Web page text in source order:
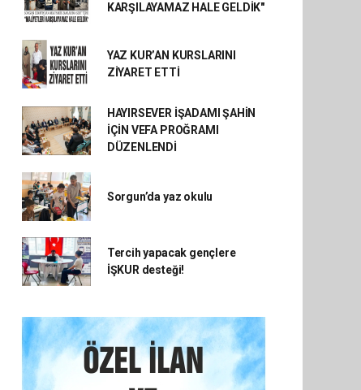
KARŞILAYAMAZ HALE GELDİK"
YAZ KUR’AN KURSLARINI
ZİYARET ETTİ
HAYIRSEVER İŞADAMI ŞAHİN
İÇİN VEFA PROĞRAMI
DÜZENLENDİ
Sorgun’da yaz okulu
Tercih yapacak gençlere
İŞKUR desteği!